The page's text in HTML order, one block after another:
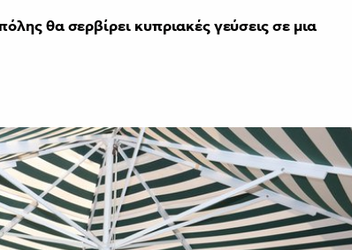
θα σερβίρει κυπριακές γεύσεις σε μια